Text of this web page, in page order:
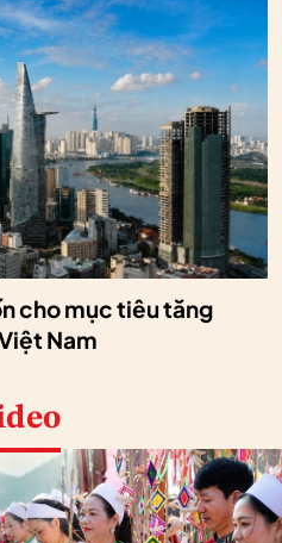
cho mục tiêu tăng
Nam